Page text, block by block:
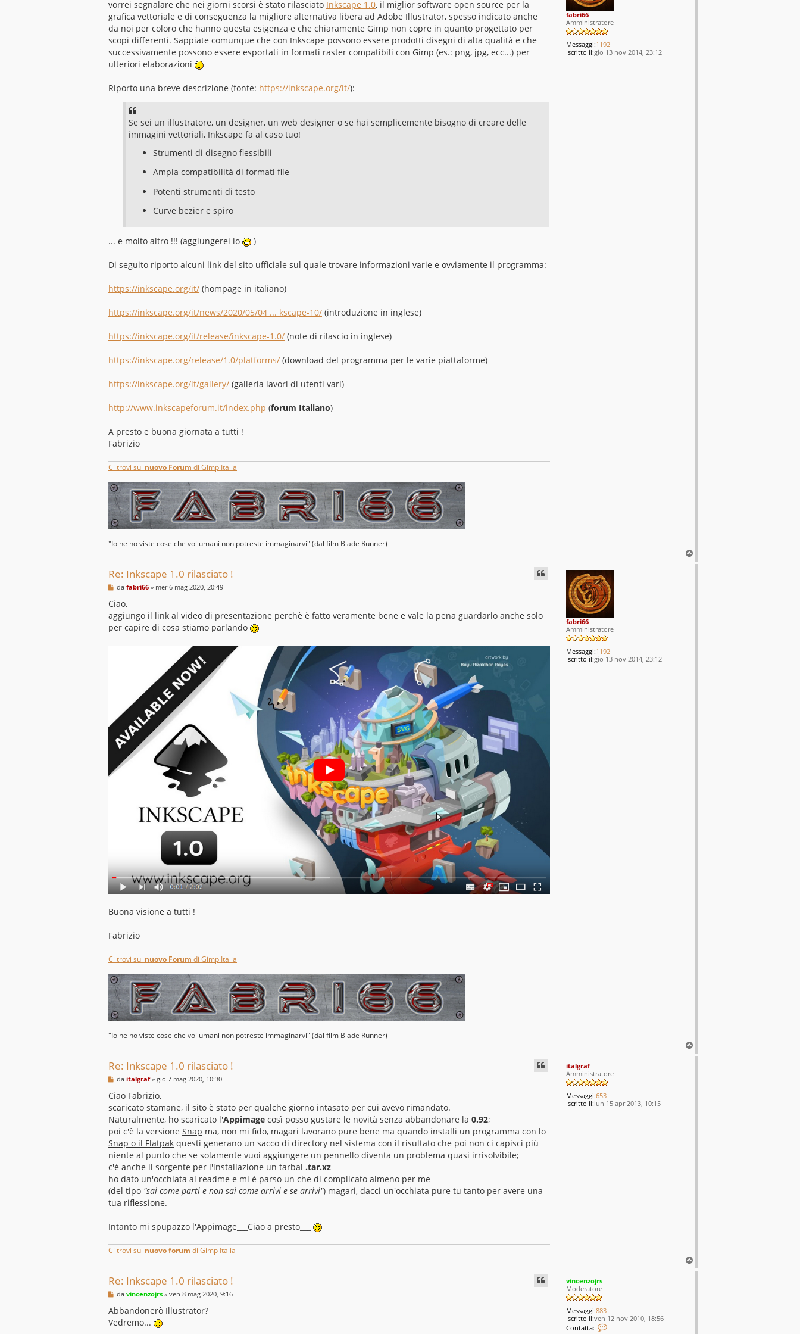
fabri66
Amministratore
Messaggi:1192
Iscritto il:gio 13 nov 2014, 23:12
a
g
g
i
o
vorrei segnalare che nei giorni scorsi è stato rilasciato Inkscape 1.0, il miglior software open source per la
grafica vettoriale e di conseguenza la migliore alternativa libera ad Adobe Illustrator, spesso indicato anche
da noi per coloro che hanno questa esigenza e che chiaramente Gimp non copre in quanto progettato per
scopi differenti. Sappiate comunque che con Inkscape possono essere prodotti disegni di alta qualità e che
successivamente possono essere esportati in formati raster compatibili con Gimp (es.: png, jpg, ecc...) per
ulteriori elaborazioni
Riporto una breve descrizione (fonte: https://inkscape.org/it/):
Se sei un illustratore, un designer, un web designer o se hai semplicemente bisogno di creare delle
immagini vettoriali, Inkscape fa al caso tuo!
Strumenti di disegno flessibili
Ampia compatibilità di formati file
Potenti strumenti di testo
Curve bezier e spiro
... e molto altro !!! (aggiungerei io )
Di seguito riporto alcuni link del sito ufficiale sul quale trovare informazioni varie e ovviamente il programma:
https://inkscape.org/it/ (hompage in italiano)
https://inkscape.org/it/news/2020/05/04 ... kscape-10/ (introduzione in inglese)
https://inkscape.org/it/release/inkscape-1.0/ (note di rilascio in inglese)
https://inkscape.org/release/1.0/platforms/ (download del programma per le varie piattaforme)
https://inkscape.org/it/gallery/ (galleria lavori di utenti vari)
http://www.inkscapeforum.it/index.php (forum Italiano)
A presto e buona giornata a tutti !
Fabrizio
Ci trovi sul nuovo Forum di Gimp Italia
"Io ne ho viste cose che voi umani non potreste immaginarvi" (dal film Blade Runner)
o
fabri66
Amministratore
Messaggi:1192
Iscritto il:gio 13 nov 2014, 23:12
Re: Inkscape 1.0 rilasciato !
M
s
s
a
g
g
da fabri66 » mer 6 mag 2020, 20:49
Ciao,
aggiungo il link al video di presentazione perchè è fatto veramente bene e vale la pena guardarlo anche solo
per capire di cosa stiamo parlando
Buona visione a tutti !
Fabrizio
Ci trovi sul nuovo Forum di Gimp Italia
"Io ne ho viste cose che voi umani non potreste immaginarvi" (dal film Blade Runner)
o
italgraf
Amministratore
Messaggi:653
Iscritto il:lun 15 apr 2013, 10:15
Re: Inkscape 1.0 rilasciato !
M
s
s
a
g
g
i
o
da italgraf» gio 7 mag 2020, 10:30
Ciao Fabrizio,
scaricato stamane, il sito è stato per qualche giorno intasato per cui avevo rimandato.
Naturalmente, ho scaricato l'Appimage così posso gustare le novità senza abbandonare la 0.92;
poi c'è la versione Snap ma, non mi fido, magari lavorano pure bene ma quando installi un programma con lo
Snap o il Flatpak questi generano un sacco di directory nel sistema con il risultato che poi non ci capisci più
niente al punto che se solamente vuoi aggiungere un pennello diventa un problema quasi irrisolvibile;
c'è anche il sorgente per l'installazione un tarbal .tar.xz
ho dato un'occhiata al readme e mi è parso un che di complicato almeno per me
(del tipo "sai come parti e non sai come arrivi e se arrivi") magari, dacci un'occhiata pure tu tanto per avere una
tua riflessione.
Intanto mi spupazzo l'Appimage___Ciao a presto___
Ci trovi sul nuovo forum di Gimp Italia
o
vincenzojrs
Moderatore
Messaggi:883
Iscritto il:ven 12 nov 2010, 18:56
Contatta:
Re: Inkscape 1.0 rilasciato !
M
s
s
a
da vincenzojrs » ven 8 mag 2020, 9:16
Abbandonerò Illustrator?
Vedremo...